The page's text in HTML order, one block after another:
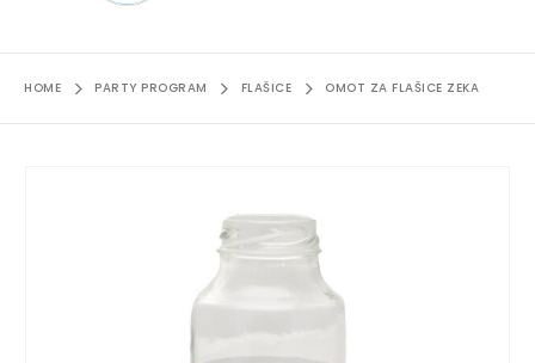
HOME PARTY PROGRAM FLAŠICE OMOT ZA FLAŠICE ZEKA